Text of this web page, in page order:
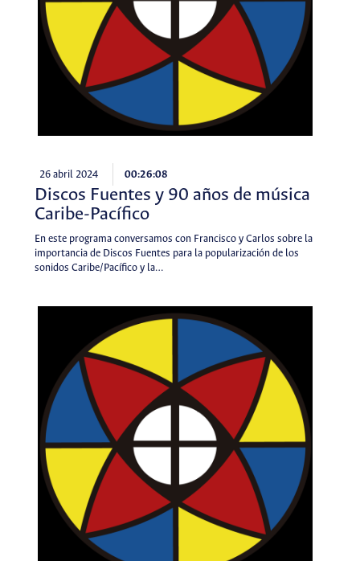
26 abril 2024 00:26:08
Discos Fuentes y 90 años de música
Caribe-Pacífico
En este programa conversamos con Francisco y Carlos sobre la
importancia de Discos Fuentes para la popularización de los
sonidos Caribe/Pacífico y la…